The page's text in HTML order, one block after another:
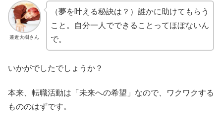
兼近大樹さん
（夢を叶える秘訣は？）誰かに助けてもらう
こと。自分一人でできることってほぼないん
で。
いかがでしたでしょうか？
本来、転職活動は「未来への希望」なので、ワクワクする
もののはずです。